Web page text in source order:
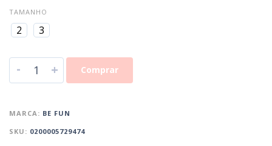
TAMANHO
2 3
- + Comprar
MARCA: BE FUN
SKU: 0200005729474